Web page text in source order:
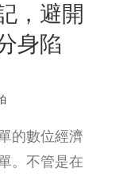
，避開
身陷
的數位經濟
。不管是在